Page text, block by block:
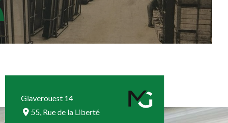
Glaverouest 14
55, Rue de la Liberté